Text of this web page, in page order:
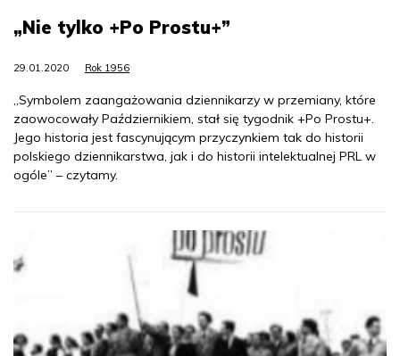
„Nie tylko +Po Prostu+”
29.01.2020 Rok 1956
„Symbolem zaangażowania dziennikarzy w przemiany, które
zaowocowały Październikiem, stał się tygodnik +Po Prostu+.
Jego historia jest fascynującym przyczynkiem tak do historii
polskiego dziennikarstwa, jak i do historii intelektualnej PRL w
ogóle” – czytamy.